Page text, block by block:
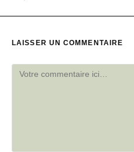
LAISSER UN COMMENTAIRE